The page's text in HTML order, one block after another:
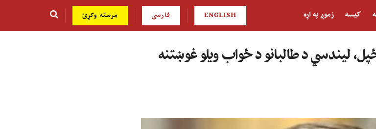
کیسه زموږ په اړه ENGLISH فارسی مرسته وکړئ
لیندسي د طالبانو د ځواب ویلو غوښتنه